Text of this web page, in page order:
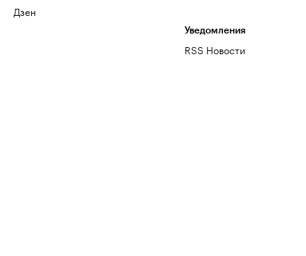
Дзен
Уведомления
RSS Новости